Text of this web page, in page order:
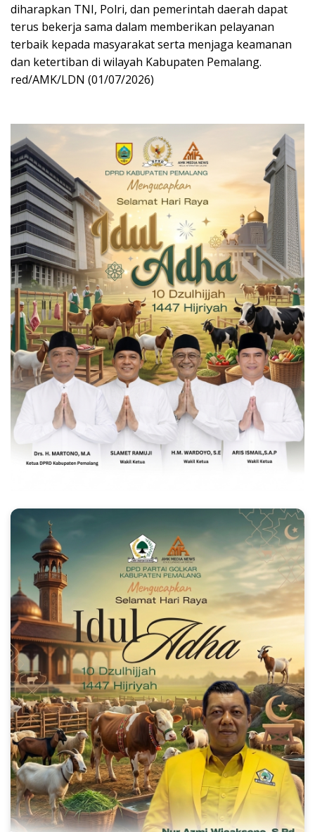
diharapkan TNI, Polri, dan pemerintah daerah dapat
terus bekerja sama dalam memberikan pelayanan
terbaik kepada masyarakat serta menjaga keamanan
dan ketertiban di wilayah Kabupaten Pemalang.
red/AMK/LDN (01/07/2026)